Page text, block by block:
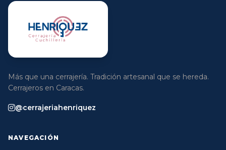
Más que una cerrajería. Tradición artesanal que se hereda.
Cerrajeros en Caracas.
@cerrajeriahenriquez
NAVEGACIÓN